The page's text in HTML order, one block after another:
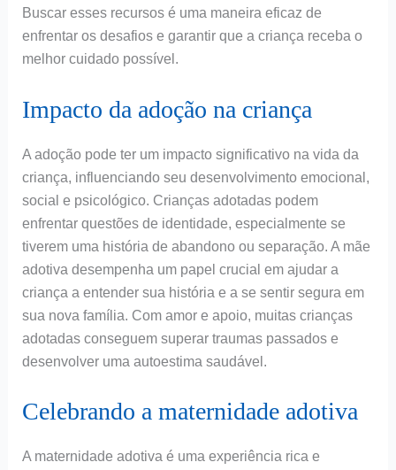
Buscar esses recursos é uma maneira eficaz de
enfrentar os desafios e garantir que a criança receba o
melhor cuidado possível.
Impacto da adoção na criança
A adoção pode ter um impacto significativo na vida da
criança, influenciando seu desenvolvimento emocional,
social e psicológico. Crianças adotadas podem
enfrentar questões de identidade, especialmente se
tiverem uma história de abandono ou separação. A mãe
adotiva desempenha um papel crucial em ajudar a
criança a entender sua história e a se sentir segura em
sua nova família. Com amor e apoio, muitas crianças
adotadas conseguem superar traumas passados e
desenvolver uma autoestima saudável.
Celebrando a maternidade adotiva
A maternidade adotiva é uma experiência rica e